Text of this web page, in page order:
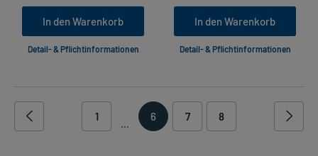
In den Warenkorb
Detail- & Pflichtinformationen
In den Warenkorb
Detail- & Pflichtinformationen
1
...
6 7 8